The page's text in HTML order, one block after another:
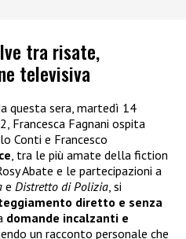
tra risate,
televisiva
questa sera, martedì 14
Francesca Fagnani ospita
Conti e Francesco
, tra le più amate della fiction
Abate e le partecipazioni a
e Distretto di Polizia, si
diretto e senza
domande incalzanti e
un racconto personale che